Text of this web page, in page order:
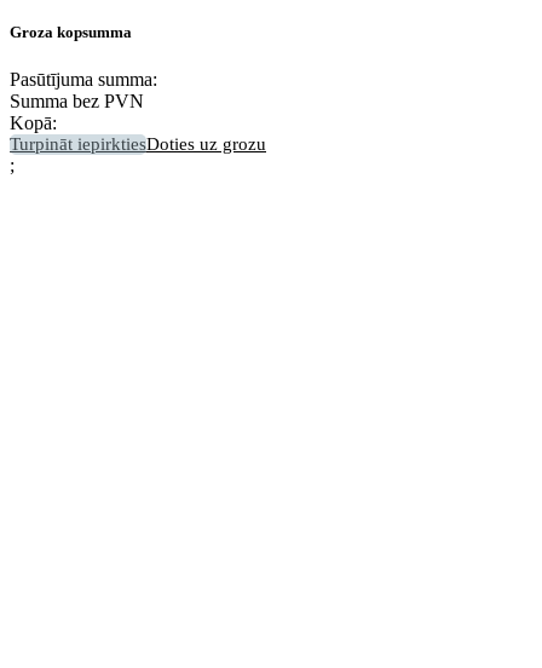
Groza kopsumma
Pasūtījuma summa:
Summa bez PVN
Kopā:
Turpināt iepirktiesDoties uz grozu
;